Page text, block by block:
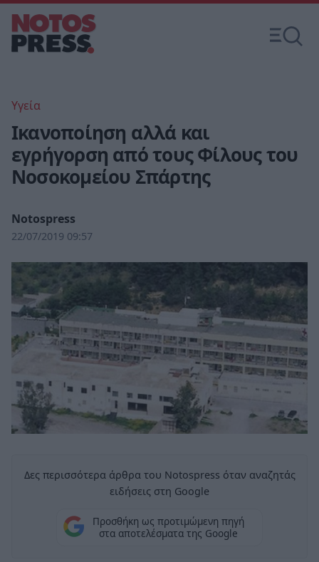
Υγεία
Ικανοποίηση αλλά και
εγρήγορση από τους Φίλους του
Νοσοκομείου Σπάρτης
Notospress
22/07/2019 09:57
Δες περισσότερα άρθρα του Notospress όταν αναζητάς
ειδήσεις στη Google
Προσθήκη ως προτιμώμενη πηγή
στα αποτελέσματα της Google